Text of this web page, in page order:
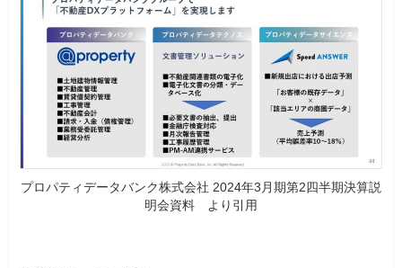
プロパティデータバンク株式会社 2024年3月期第2四半期決算説
明会資料 より引用